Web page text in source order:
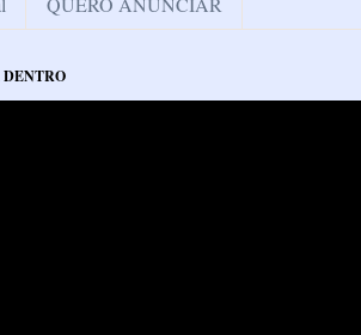
DENTRO